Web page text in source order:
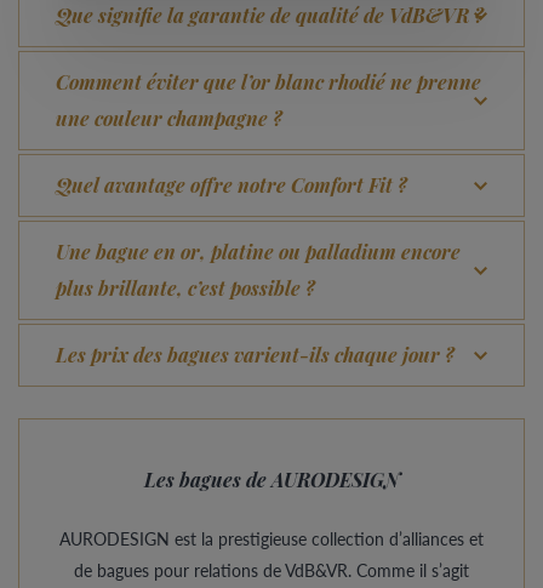
Que signifie la garantie de qualité de VdB&VR ?
Comment éviter que l’or blanc rhodié ne prenne
une couleur champagne ?
Quel avantage offre notre Comfort Fit ?
Une bague en or, platine ou palladium encore
plus brillante, c’est possible ?
Les prix des bagues varient-ils chaque jour ?
Les bagues de AURODESIGN
AURODESIGN est la prestigieuse collection d’alliances et
de bagues pour relations de VdB&VR. Comme il s’agit